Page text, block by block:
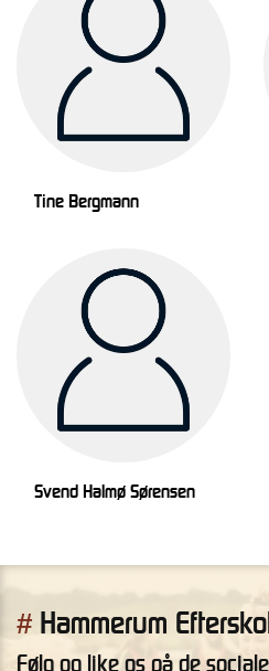
Tine Bergmann
Svend Halmø Sørensen
# Hammerum
Følg og like os på de